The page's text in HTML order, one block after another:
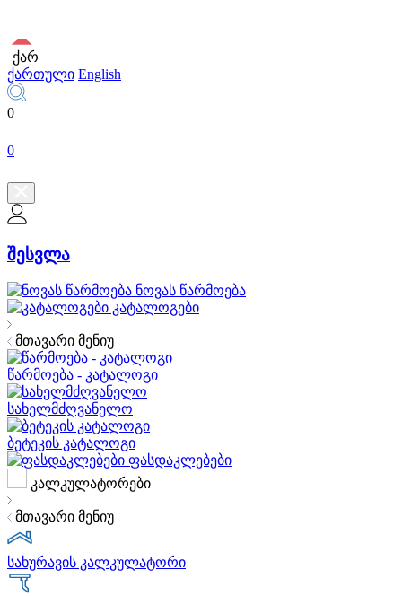
ქარ
ქართული English
0
0
შესვლა
ნოვას წარმოება
კატალოგები
მთავარი მენიუ
წარმოება - კატალოგი
სახელმძღვანელო
ბეტეკის კატალოგი
ფასდაკლებები
კალკულატორები
მთავარი მენიუ
სახურავის კალკულატორი